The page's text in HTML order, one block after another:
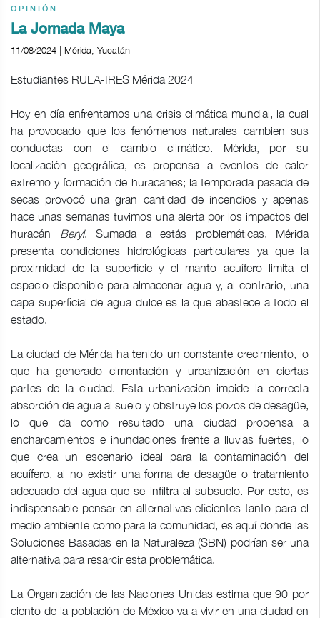
OPINIÓN
La Jornada Maya
11/08/2024 | Mérida, Yucatán
Estudiantes RULA-IRES Mérida 2024
Hoy en día enfrentamos una crisis climática mundial, la cual
ha provocado que los fenómenos naturales cambien sus
conductas con el cambio climático. Mérida, por su
localización geográfica, es propensa a eventos de calor
extremo y formación de huracanes; la temporada pasada de
secas provocó una gran cantidad de incendios y apenas
hace unas semanas tuvimos una alerta por los impactos del
huracán Beryl. Sumada a estás problemáticas, Mérida
presenta condiciones hidrológicas particulares ya que la
proximidad de la superficie y el manto acuífero limita el
espacio disponible para almacenar agua y, al contrario, una
capa superficial de agua dulce es la que abastece a todo el
estado.
La ciudad de Mérida ha tenido un constante crecimiento, lo
que ha generado cimentación y urbanización en ciertas
partes de la ciudad. Esta urbanización impide la correcta
absorción de agua al suelo y obstruye los pozos de desagüe,
lo que da como resultado una ciudad propensa a
encharcamientos e inundaciones frente a lluvias fuertes, lo
que crea un escenario ideal para la contaminación del
acuífero, al no existir una forma de desagüe o tratamiento
adecuado del agua que se infiltra al subsuelo. Por esto, es
indispensable pensar en alternativas eficientes tanto para el
medio ambiente como para la comunidad, es aquí donde las
Soluciones Basadas en la Naturaleza (SBN) podrían ser una
alternativa para resarcir esta problemática.
La Organización de las Naciones Unidas estima que 90 por
ciento de la población de México va a vivir en una ciudad en